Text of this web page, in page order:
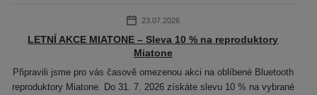
23.07.2026
LETNÍ AKCE MIATONE – Sleva 10 % na reproduktory
Miatone
Připravili jsme pro vás časově omezenou akci na oblíbené Bluetooth
reproduktory Miatone. Do 31. 7. 2026 získáte slevu 10 % na vybrané